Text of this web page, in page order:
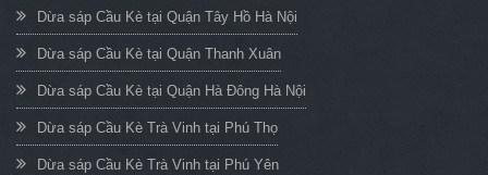
Dừa sáp Cầu Kè tại Quận Tây Hồ Hà Nội
Dừa sáp Cầu Kè tại Quận Thanh Xuân
Dừa sáp Cầu Kè tại Quận Hà Đông Hà Nội
Dừa sáp Cầu Kè Trà Vinh tại Phú Thọ
Dừa sáp Cầu Kè Trà Vinh tại Phú Yên